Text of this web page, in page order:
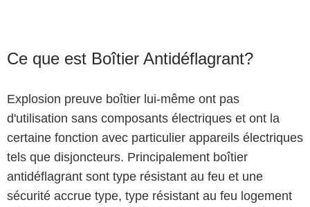
Ce que est Boîtier Antidéflagrant?
Explosion preuve boîtier lui-même ont pas
d'utilisation sans composants électriques et ont la
certaine fonction avec particulier appareils électriques
tels que disjoncteurs. Principalement boîtier
antidéflagrant sont type résistant au feu et une
sécurité accrue type, type résistant au feu logement